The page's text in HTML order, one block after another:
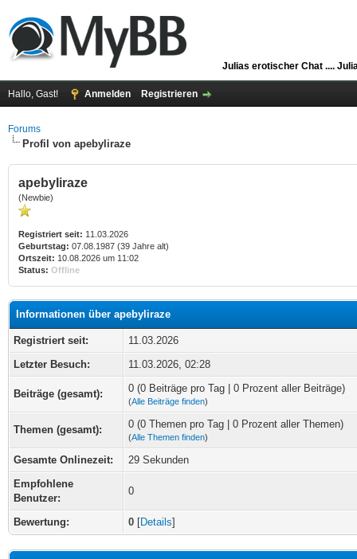
Julias erotischer Chat ....
Hallo, Gast! Anmelden Registrieren
Forums
Profil von apebyliraze
apebyliraze
(Newbie)
Registriert seit: 11.03.2026
Geburtstag: 07.08.1987 (39 Jahre alt)
Ortszeit: 10.08.2026 um 11:02
Status: Offline
Informationen über apebyliraze
Registriert seit:
11.03.2026
Letzter Besuch:
11.03.2026, 02:28
Beiträge (gesamt): 0 (0 Beiträge pro Tag | 0 Prozent aller Beiträge)
(Alle Beiträge finden)
Themen (gesamt): 0 (0 Themen pro Tag | 0 Prozent aller Themen)
(Alle Themen finden)
Gesamte Onlinezeit:
29 Sekunden
Empfohlene
Benutzer:
0
Bewertung: 0 [Details]